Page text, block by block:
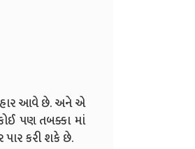
બહાર આવે છે. અને એ
પણ તબક્કા માં
કરી શકે છે.